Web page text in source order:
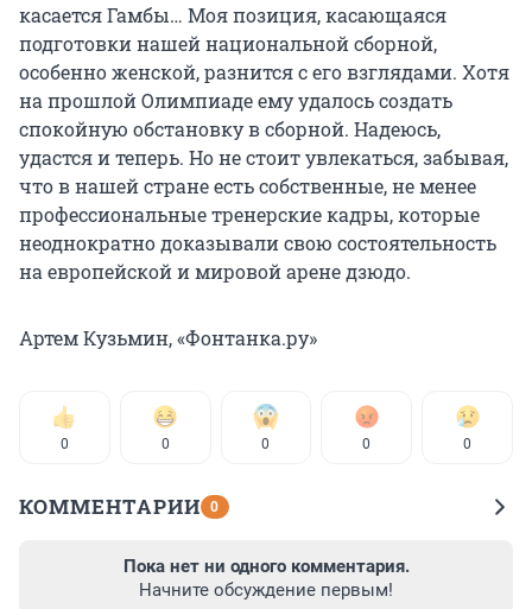
касается Гамбы… Моя позиция, касающаяся
подготовки нашей национальной сборной,
особенно женской, разнится с его взглядами. Хотя
на прошлой Олимпиаде ему удалось создать
спокойную обстановку в сборной. Надеюсь,
удастся и теперь. Но не стоит увлекаться, забывая,
что в нашей стране есть собственные, не менее
профессиональные тренерские кадры, которые
неоднократно доказывали свою состоятельность
на европейской и мировой арене дзюдо.
Артем Кузьмин, «Фонтанка.ру»
0 0 0 0 0
КОММЕНТАРИИ 0
Пока нет ни одного комментария.
Начните обсуждение первым!